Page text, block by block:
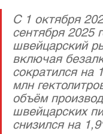
С 1 октября
сентября 2025
швейцарский
включая
сократился на
млн
объём
швейцарских
снизился на